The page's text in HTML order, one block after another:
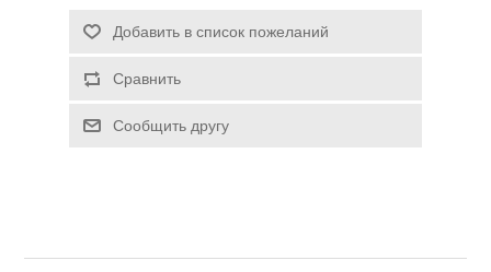
Добавить в список пожеланий
Сравнить
Сообщить другу